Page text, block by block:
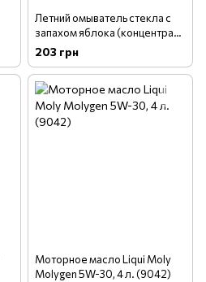
Летний омыватель стекла с
запахом яблока (концентрат
1:3) Liqui Moly Scheiben-
Reiniger 1 л
203 грн
Моторное масло Liqui Moly
Molygen 5W-30, 4 л. (9042)